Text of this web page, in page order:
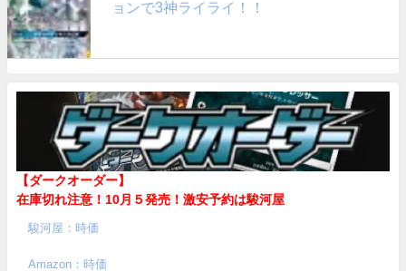
ョンで3神ライライ！！
【ダークオーダー】
在庫切れ注意！10月５発売！ 激安予約は駿河屋
駿河屋：時価
Amazon：時価